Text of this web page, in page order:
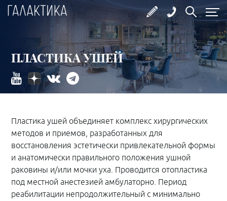
ПЛАСТИКА УШЕЙ
Пластика ушей объединяет комплекс хирургических
методов и приемов, разработанных для
восстановления эстетически привлекательной формы
и анатомически правильного положения ушной
раковины и/или мочки уха. Проводится отопластика
под местной анестезией амбулаторно. Период
реабилитации непродолжительный с минимально